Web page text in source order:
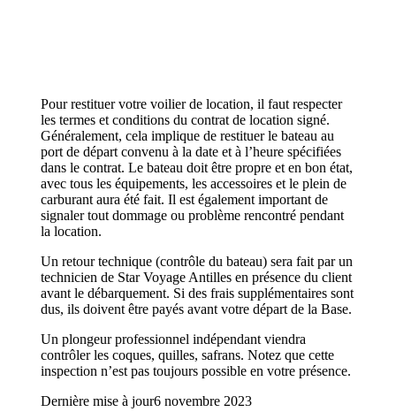
Pour restituer votre voilier de location, il faut respecter
les termes et conditions du contrat de location signé.
Généralement, cela implique de restituer le bateau au
port de départ convenu à la date et à l’heure spécifiées
dans le contrat. Le bateau doit être propre et en bon état,
avec tous les équipements, les accessoires et le plein de
carburant aura été fait. Il est également important de
signaler tout dommage ou problème rencontré pendant
la location.
Un retour technique (contrôle du bateau) sera fait par un
technicien de Star Voyage Antilles en présence du client
avant le débarquement. Si des frais supplémentaires sont
dus, ils doivent être payés avant votre départ de la Base.
Un plongeur professionnel indépendant viendra
contrôler les coques, quilles, safrans. Notez que cette
inspection n’est pas toujours possible en votre présence.
Dernière mise à jour6 novembre 2023